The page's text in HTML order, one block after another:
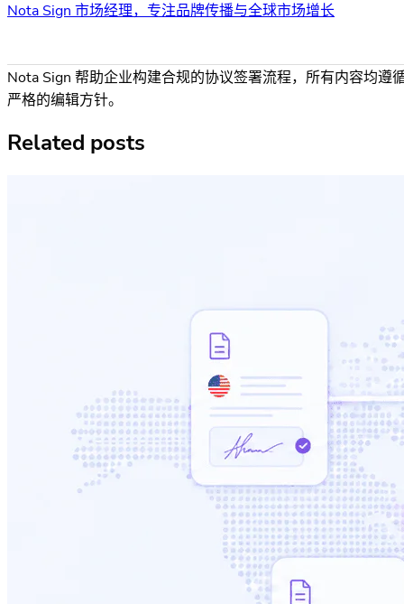
Nota Sign 市场经理，专注品牌传播与全球市场增长
Nota Sign 帮助企业构建合规的协议签署流程，所有内容均遵
严格的编辑方针。
Related posts